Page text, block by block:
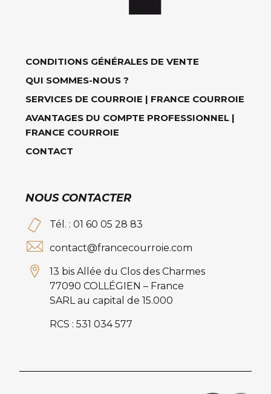
CONDITIONS GÉNÉRALES DE VENTE
QUI SOMMES-NOUS ?
SERVICES DE COURROIE | FRANCE COURROIE
AVANTAGES DU COMPTE PROFESSIONNEL |
FRANCE COURROIE
CONTACT
NOUS CONTACTER
Tél. : 01 60 05 28 83
contact@francecourroie.com
13 bis Allée du Clos des Charmes
77090 COLLÉGIEN – France
SARL au capital de 15.000
RCS : 531 034 577